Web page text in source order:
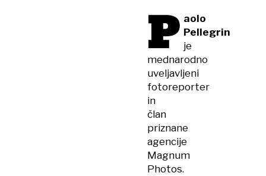
P aolo
Pellegrin
je
mednarodno
uveljavljeni
fotoreporter
in
član
priznane
agencije
Magnum
Photos.